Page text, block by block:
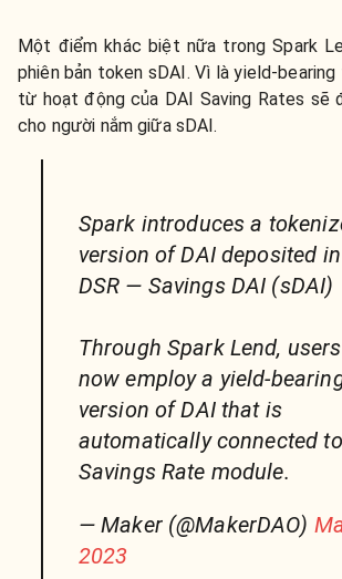
Một điểm khác biệt nữa trong Spark
phiên bản token sDAI. Vì là yield-
từ hoạt động của DAI Saving Rates sẽ
cho người nắm giữa sDAI.
Spark introduces a
version of DAI deposited
DSR — Savings DAI (sDAI)
Through Spark Lend,
now employ a yield-
version of DAI that is
automatically connected
Savings Rate module.
— Maker (@MakerDAO)
2023